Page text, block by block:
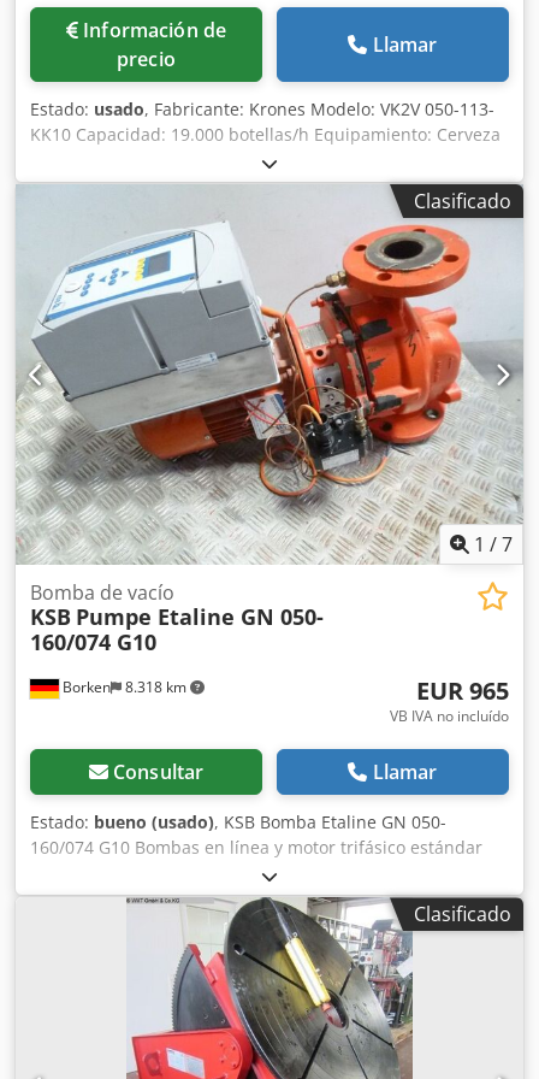
Información de
precio
Llamar
Estado: usado, Fabricante: Krones Modelo: VK2V 050-113-
KK10 Capacidad: 19.000 botellas/h Equipamiento: Cerveza
en botella de vidrio de 0,5 l Año de fabricación: 1991
Alimentación: Bloc Sentido de trabajo: derecha →
izquierda Llenadora: VK2V 050-113 División de llenadora:
113 mm Cabezas de llenado: 50 unidades Ejecución: ajuste
de altura del tanque de llenado, enjuague automático de
fragmentos, sistema de llenado mecánico, ducha para
botellas, HDE Dkjdsyzhkyepfx Ai Ijr Taponadora:
Taponadora de corona 10-113 Ejecución: ajuste de altura
de la parte superior de la taponadora
Clasificado
1 /7
Borken 8.318 km
Bomba de vacío
KSB Pumpe Etaline GN 050-
160/074 G10
EUR 965
VB IVA no incluído
Consultar Llamar
Estado: bueno (usado), KSB Bomba Etaline GN 050-
160/074 G10 Bombas en línea y motor trifásico estándar
con inversor de frecuencia montado en el motor para el
ajuste continuo de la velocidad. Áreas de aplicación:
Sistemas de calefacción Sistemas de aire acondicionado
Sistemas de agua caliente sanitaria Suministro de agua
Sistemas de circulación industriales Líquido a bombear
Líquidos que no atacan química ni mecánicamente los
materiales de la bomba. Datos de funcionamiento Q 17,50
m³/h H 5,8 m Puede consultar los demás datos de esta
Clasificado